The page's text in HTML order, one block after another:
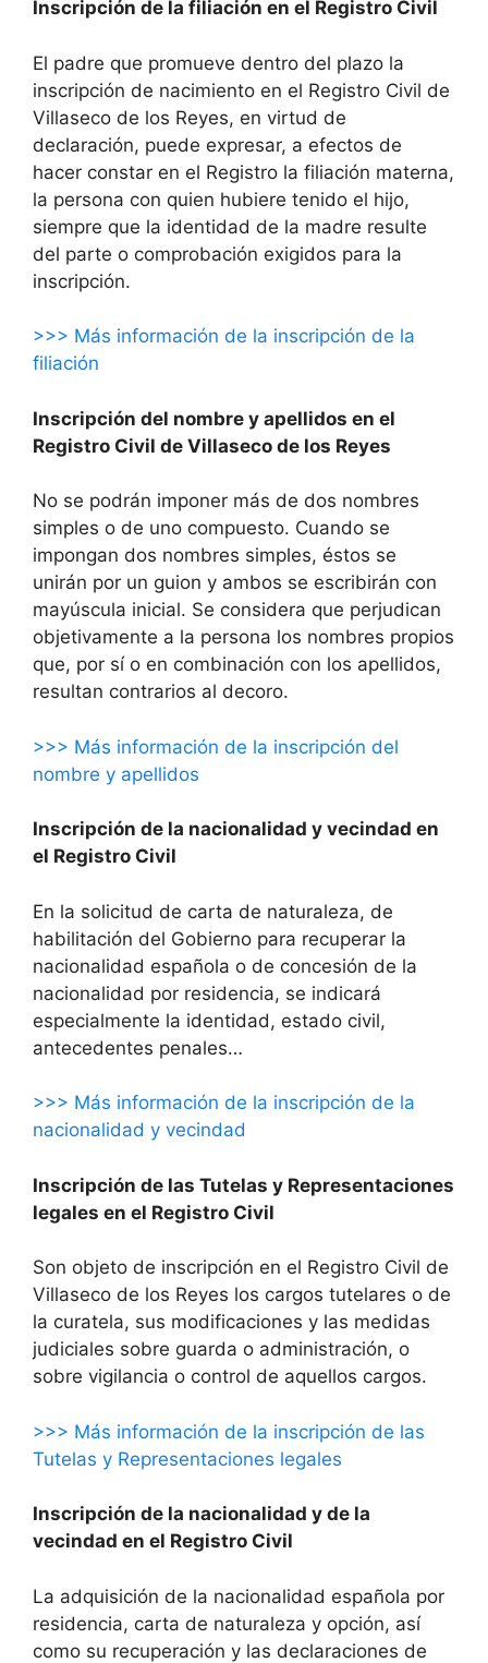
Inscripción de la filiación en el Registro Civil
El padre que promueve dentro del plazo la
inscripción de nacimiento en el Registro Civil de
Villaseco de los Reyes, en virtud de
declaración, puede expresar, a efectos de
hacer constar en el Registro la filiación materna,
la persona con quien hubiere tenido el hijo,
siempre que la identidad de la madre resulte
del parte o comprobación exigidos para la
inscripción.
>>> Más información de la inscripción de la
filiación
Inscripción del nombre y apellidos en el
Registro Civil de Villaseco de los Reyes
No se podrán imponer más de dos nombres
simples o de uno compuesto. Cuando se
impongan dos nombres simples, éstos se
unirán por un guion y ambos se escribirán con
mayúscula inicial. Se considera que perjudican
objetivamente a la persona los nombres propios
que, por sí o en combinación con los apellidos,
resultan contrarios al decoro.
>>> Más información de la inscripción del
nombre y apellidos
Inscripción de la nacionalidad y vecindad en
el Registro Civil
En la solicitud de carta de naturaleza, de
habilitación del Gobierno para recuperar la
nacionalidad española o de concesión de la
nacionalidad por residencia, se indicará
especialmente la identidad, estado civil,
antecedentes penales…
>>> Más información de la inscripción de la
nacionalidad y vecindad
Inscripción de las Tutelas y Representaciones
legales en el Registro Civil
Son objeto de inscripción en el Registro Civil de
Villaseco de los Reyes los cargos tutelares o de
la curatela, sus modificaciones y las medidas
judiciales sobre guarda o administración, o
sobre vigilancia o control de aquellos cargos.
>>> Más información de la inscripción de las
Tutelas y Representaciones legales
Inscripción de la nacionalidad y de la
vecindad en el Registro Civil
La adquisición de la nacionalidad española por
residencia, carta de naturaleza y opción, así
como su recuperación y las declaraciones de